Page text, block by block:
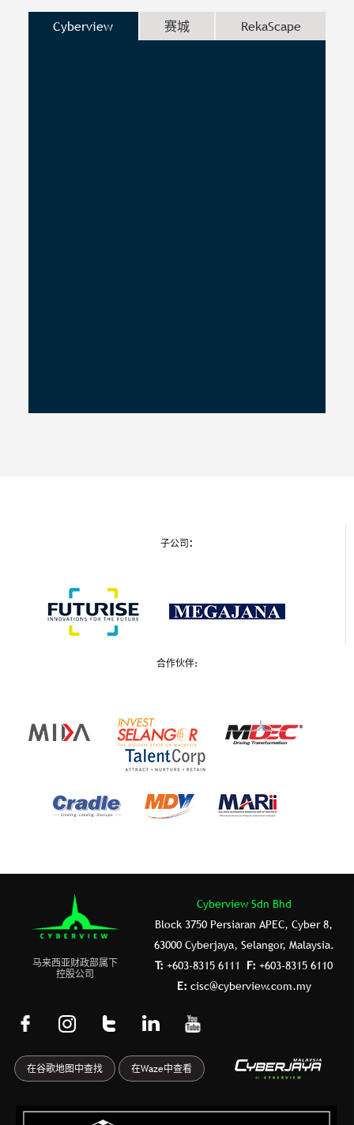
Cyberview 赛城 RekaScape
子公司:
合作伙伴:
⻢来⻄亚财政部属下
控股公司
Cyberview Sdn Bhd
Block 3750 Persiaran APEC, Cyber 8,
63000 Cyberjaya, Selangor, Malaysia.
T: +603-8315 6111 F: +603-8315 6110
E: cisc@cyberview.com.my
F
c
e
o
I
s
t
g
T
m
b
r
L
n
k
d
Y
u
t
b
在谷歌地图中查找 在Waze中查看